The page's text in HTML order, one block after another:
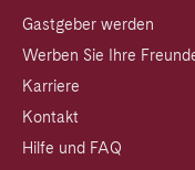
Gastgeber werden
Werben Sie Ihre
Karriere
Kontakt
Hilfe und FAQ